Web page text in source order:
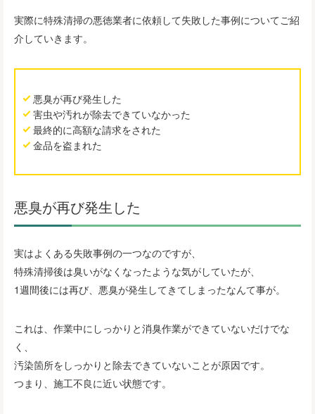
実際に特殊清掃の悪徳業者に依頼して失敗した事例についてご紹
介していきます。
悪臭が再び発生した
害虫や汚れが除去できていなかった
最終的に高額な請求をされた
金品を盗まれた
悪臭が再び発生した
実はよくある失敗事例の一つなのですが、
特殊清掃後は臭いがなくなったような気がしていたが、
1週間後には再び、悪臭が発生してきてしまったなんて事が。
これは、作業中にしっかりと消臭作業ができていないだけでな
く、
汚染箇所をしっかりと除去できていないことが原因です。
つまり、施工不良に近い状態です。